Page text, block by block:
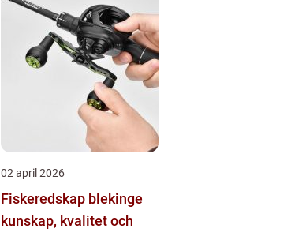
02 april 2026
Fiskeredskap blekinge
kunskap, kvalitet och